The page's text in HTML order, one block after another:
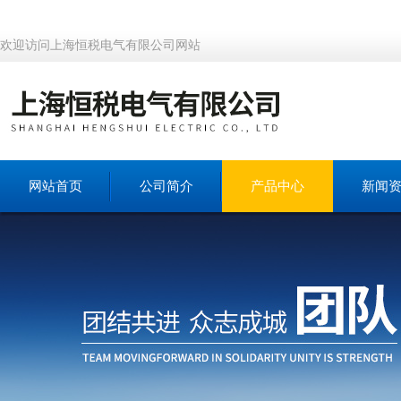
欢迎访问上海恒税电气有限公司网站
网站首页 公司简介 产品中心 新闻